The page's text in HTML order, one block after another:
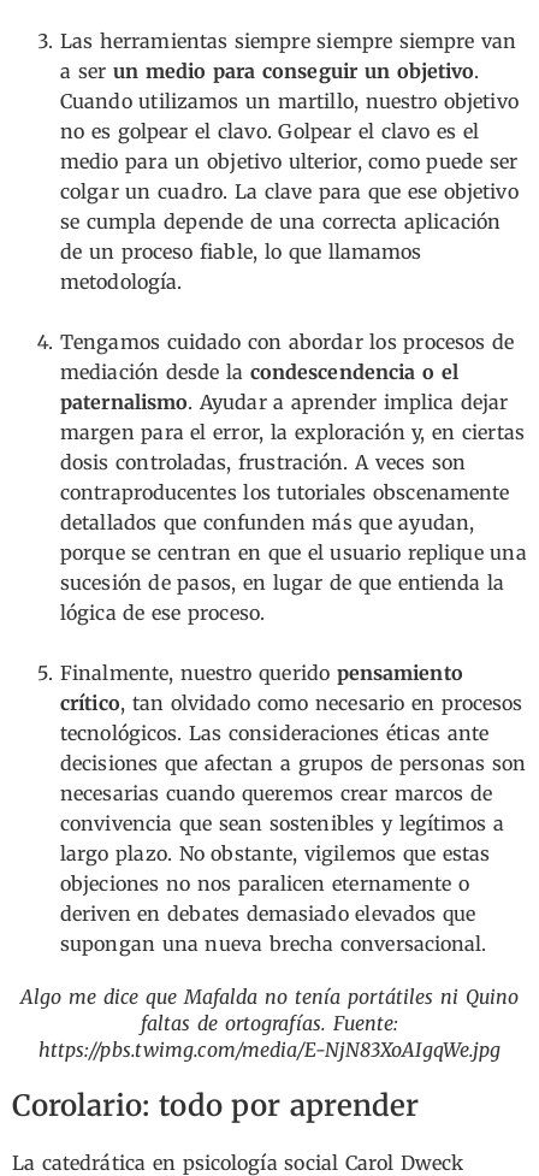
Las herramientas siempre siempre siempre van
a ser un medio para conseguir un objetivo.
Cuando utilizamos un martillo, nuestro objetivo
no es golpear el clavo. Golpear el clavo es el
medio para un objetivo ulterior, como puede ser
colgar un cuadro. La clave para que ese objetivo
se cumpla depende de una correcta aplicación
de un proceso fiable, lo que llamamos
metodología.
Tengamos cuidado con abordar los procesos de
mediación desde la condescendencia o el
paternalismo. Ayudar a aprender implica dejar
margen para el error, la exploración y, en ciertas
dosis controladas, frustración. A veces son
contraproducentes los tutoriales obscenamente
detallados que confunden más que ayudan,
porque se centran en que el usuario replique una
sucesión de pasos, en lugar de que entienda la
lógica de ese proceso.
Finalmente, nuestro querido pensamiento
crítico, tan olvidado como necesario en procesos
tecnológicos. Las consideraciones éticas ante
decisiones que afectan a grupos de personas son
necesarias cuando queremos crear marcos de
convivencia que sean sostenibles y legítimos a
largo plazo. No obstante, vigilemos que estas
objeciones no nos paralicen eternamente o
deriven en debates demasiado elevados que
supongan una nueva brecha conversacional.
Algo me dice que Mafalda no tenía portátiles ni Quino
faltas de ortografías. Fuente:
https://pbs.twimg.com/media/E-NjN83XoAIgqWe.jpg
Corolario: todo por aprender
La catedrática en psicología social Carol Dweck